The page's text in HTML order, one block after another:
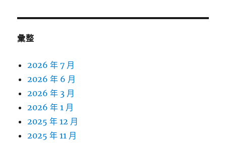
彙整
2026 年 7 月
2026 年 6 月
2026 年 3 月
2026 年 1 月
2025 年 12 月
2025 年 11 月